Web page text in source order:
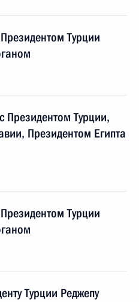
Турции
Президентом Турции,
Президентом Египта
Турции
Турции Реджепу